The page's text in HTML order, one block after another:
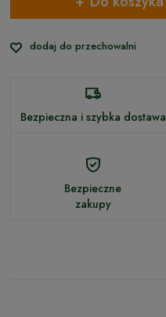
dodaj do przechowalni
Bezpieczna i szybka dostawa
Bezpieczne
zakupy